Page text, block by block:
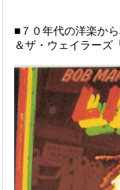
■７０年代の洋楽か
＆ザ・ウェイラーズ